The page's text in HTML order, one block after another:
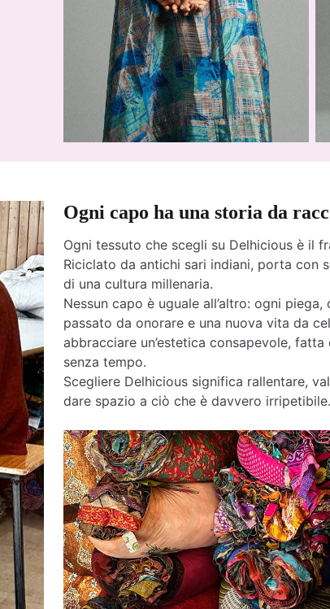
Ogni capo ha una storia da
Ogni tessuto che scegli su Delhicious è il
Riciclato da antichi sari indiani, porta con
di una cultura millenaria.
Nessun capo è uguale all’altro: ogni
passato da onorare e una nuova vita da
abbracciare un’estetica consapevole,
senza tempo.
Scegliere Delhicious significa rallentare,
dare spazio a ciò che è davvero irripetibile.